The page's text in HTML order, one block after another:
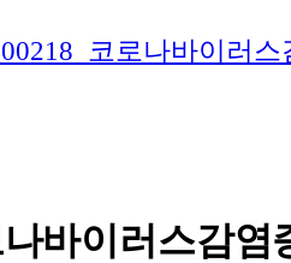
코로나바이러
나바이러스감